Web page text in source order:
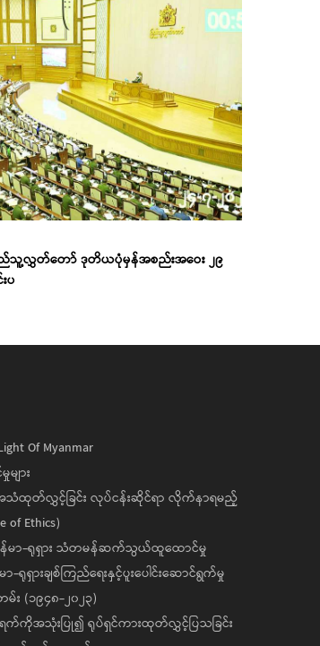
သူ့လွှတ်တော် ဒုတိယပုံမှန်အစည်းအဝေး ၂၉
ပ
Of Myanmar
ား
အသံထုတ်လွှင့်ခြင်း လုပ်ငန်းဆိုင်ရာ လိုက်နာရမည့်
of Ethics)
ြန်မာ-ရုရှား သံတမန်ဆက်သွယ်ထူထောင်မှု
ရှားချစ်ကြည်ရေးနှင့်ပူးပေါင်းဆောင်ရွက်မှု
(၁၉၄၈-၂၀၂၃)
အသုံးပြု၍ ရုပ်ရှင်ကားထုတ်လွှင့်ပြသခြင်း